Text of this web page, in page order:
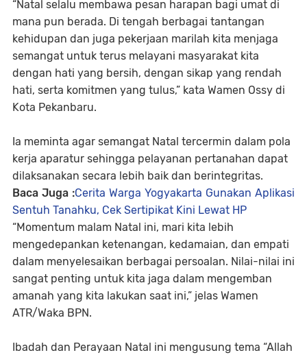
“Natal selalu membawa pesan harapan bagi umat di
mana pun berada. Di tengah berbagai tantangan
kehidupan dan juga pekerjaan marilah kita menjaga
semangat untuk terus melayani masyarakat kita
dengan hati yang bersih, dengan sikap yang rendah
hati, serta komitmen yang tulus,” kata Wamen Ossy di
Kota Pekanbaru.
Ia meminta agar semangat Natal tercermin dalam pola
kerja aparatur sehingga pelayanan pertanahan dapat
dilaksanakan secara lebih baik dan berintegritas.
Baca Juga :Cerita Warga Yogyakarta Gunakan Aplikasi
Sentuh Tanahku, Cek Sertipikat Kini Lewat HP
“Momentum malam Natal ini, mari kita lebih
mengedepankan ketenangan, kedamaian, dan empati
dalam menyelesaikan berbagai persoalan. Nilai-nilai ini
sangat penting untuk kita jaga dalam mengemban
amanah yang kita lakukan saat ini,” jelas Wamen
ATR/Waka BPN.
Ibadah dan Perayaan Natal ini mengusung tema “Allah